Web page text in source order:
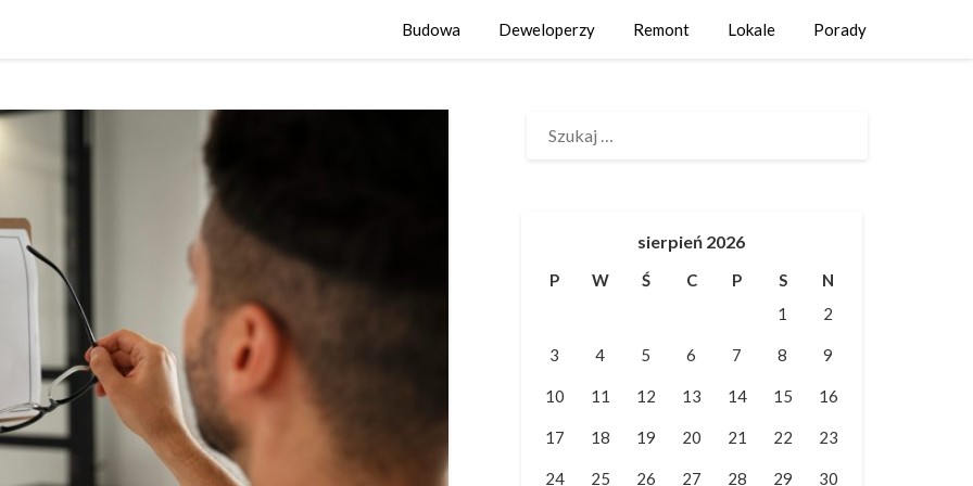
Budowa Deweloperzy Remont Lokale Porady
sierpień 2026
P W Ś C P S
N
1
2
3 4 5 6 7 8 9
10 11 12 13 14 15 16
17 18 19 20 21 22 23
24 25 26 27 28 29 30